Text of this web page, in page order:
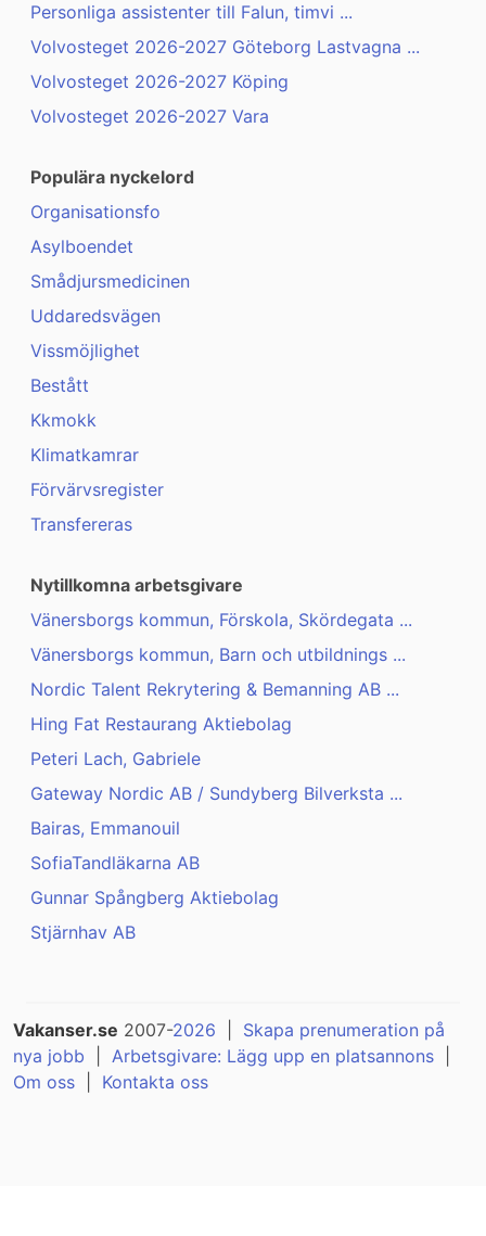
Personliga assistenter till Falun, timvi ...
Volvosteget 2026-2027 Göteborg Lastvagna ...
Volvosteget 2026-2027 Köping
Volvosteget 2026-2027 Vara
Populära nyckelord
Organisationsfo
Asylboendet
Smådjursmedicinen
Uddaredsvägen
Vissmöjlighet
Bestått
Kkmokk
Klimatkamrar
Förvärvsregister
Transfereras
Nytillkomna arbetsgivare
Vänersborgs kommun, Förskola, Skördegata ...
Vänersborgs kommun, Barn och utbildnings ...
Nordic Talent Rekrytering & Bemanning AB ...
Hing Fat Restaurang Aktiebolag
Peteri Lach, Gabriele
Gateway Nordic AB / Sundyberg Bilverksta ...
Bairas, Emmanouil
SofiaTandläkarna AB
Gunnar Spångberg Aktiebolag
Stjärnhav AB
Vakanser.se 2007-2026
Skapa prenumeration på
nya jobb
Arbetsgivare: Lägg upp en platsannons
Om oss
Kontakta oss